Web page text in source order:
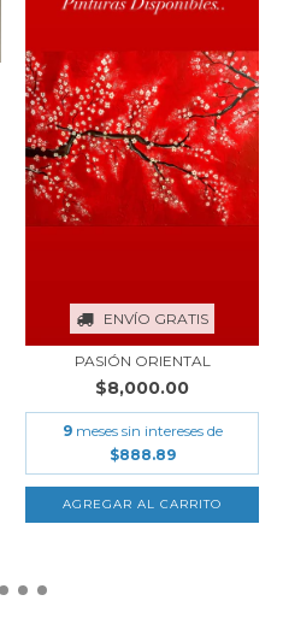
ENVÍO GRATIS
PASIÓN ORIENTAL
$8,000.00
9 meses sin intereses de
$888.89